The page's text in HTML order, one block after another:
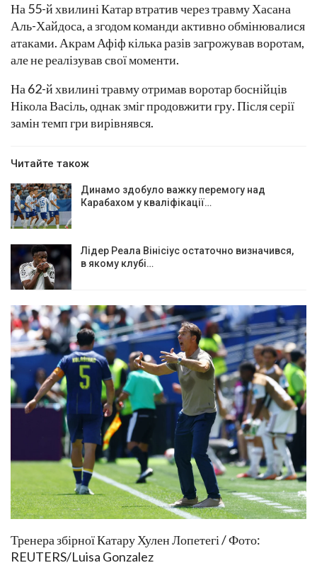
На 55-й хвилині Катар втратив через травму Хасана
Аль-Хайдоса, а згодом команди активно обмінювалися
атаками. Акрам Афіф кілька разів загрожував воротам,
але не реалізував свої моменти.
На 62-й хвилині травму отримав воротар боснійців
Нікола Васіль, однак зміг продовжити гру. Після серії
замін темп гри вирівнявся.
Читайте також
Динамо здобуло важку перемогу над
Карабахом у кваліфікації…
Лідер Реала Вінісіус остаточно визначився,
в якому клубі…
Тренера збірної Катару Хулен Лопетегі / Фото:
REUTERS/Luisa Gonzalez